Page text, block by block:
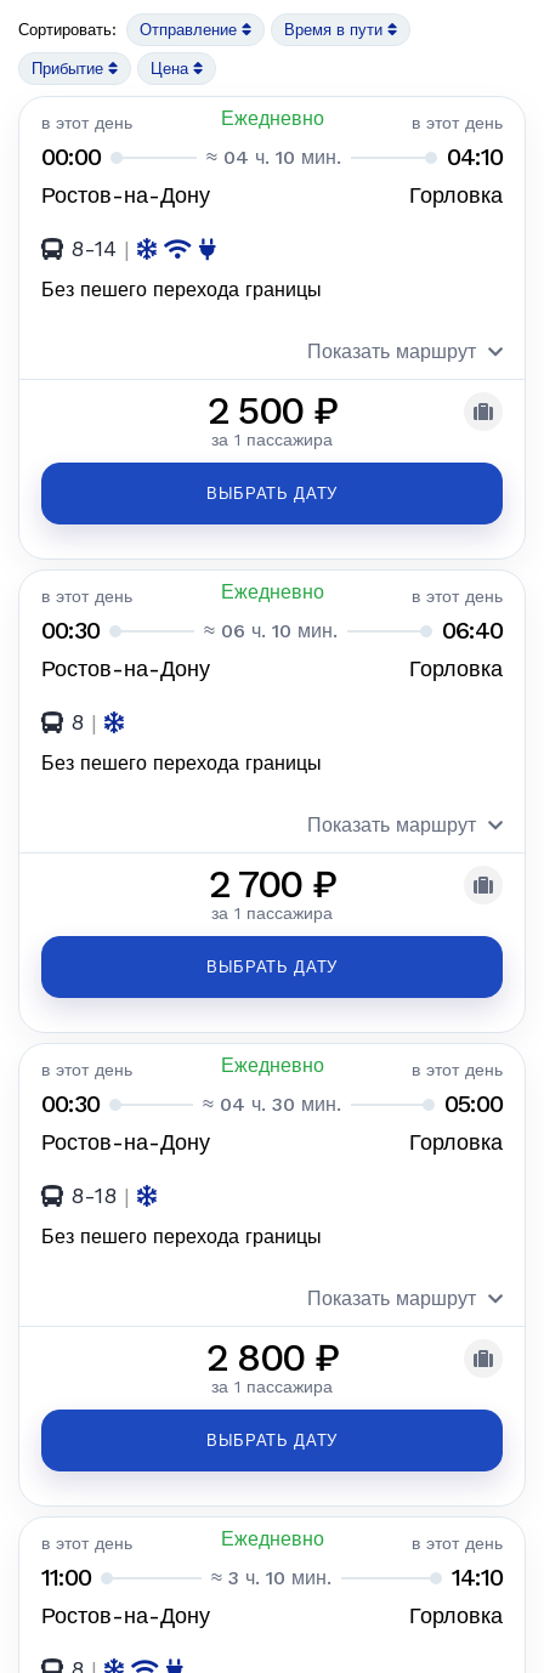
Сортировать: Отправление Время в пути
Прибытие Цена
в этот день Ежедневно в этот день
00:00 ≈ 04 ч. 10 мин. 04:10
Ростов-на-Дону Горловка
8-14 |
Без пешего перехода границы
Показать маршрут
2 500 ₽
за 1 пассажира
ВЫБРАТЬ ДАТУ
в этот день Ежедневно в этот день
00:30 ≈ 06 ч. 10 мин. 06:40
Ростов-на-Дону Горловка
8 |
Без пешего перехода границы
Показать маршрут
2 700 ₽
за 1 пассажира
ВЫБРАТЬ ДАТУ
в этот день Ежедневно в этот день
00:30 ≈ 04 ч. 30 мин. 05:00
Ростов-на-Дону Горловка
8-18 |
Без пешего перехода границы
Показать маршрут
2 800 ₽
за 1 пассажира
ВЫБРАТЬ ДАТУ
в этот день Ежедневно в этот день
11:00 ≈ 3 ч. 10 мин. 14:10
Ростов-на-Дону Горловка